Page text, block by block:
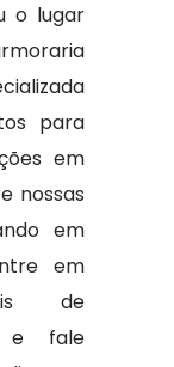
o lugar
para
em
nossas
em
em
de
e fale